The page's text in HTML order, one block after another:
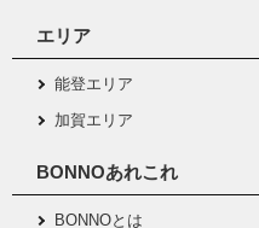
エリア
能登エリア
加賀エリア
BONNOあれこれ
BONNOとは